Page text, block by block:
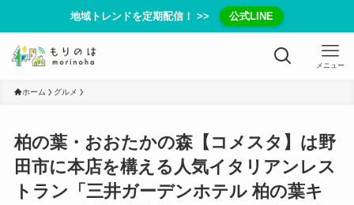
地域トレンドを定期配信！ >> 公式LINE
メニュー
ホーム グルメ
柏の葉・おおたかの森【コメスタ】は野
田市に本店を構える人気イタリアンレス
トラン「三井ガーデンホテル 柏の葉キ